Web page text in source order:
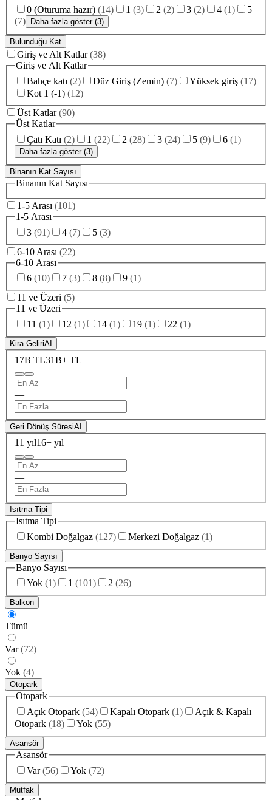
0 (Oturuma hazır) (14) 1 (3) 2 (2) 3 (2) 4 (1)
5
(7) Daha fazla göster (3)
Bulunduğu Kat
Giriş ve Alt Katlar (38)
Giriş ve Alt Katlar
Bahçe katı (2) Düz Giriş (Zemin) (7) Yüksek giriş (17)
Kot 1 (-1) (12)
Üst Katlar (90)
Üst Katlar
Çatı Katı (2) 1 (22) 2 (28) 3 (24) 5 (9) 6 (1)
Daha fazla göster (3)
Binanın Kat Sayısı
Binanın Kat Sayısı
1-5 Arası (101)
1-5 Arası
3 (91) 4 (7) 5 (3)
6-10 Arası (22)
6-10 Arası
6 (10) 7 (3) 8 (8) 9 (1)
11 ve Üzeri (5)
11 ve Üzeri
11 (1) 12 (1) 14 (1) 19 (1) 22 (1)
Kira GeliriAI
17B TL31B+ TL
—
Geri Dönüş SüresiAI
11 yıl16+ yıl
—
Isıtma Tipi
Isıtma Tipi
Kombi Doğalgaz (127) Merkezi Doğalgaz (1)
Banyo Sayısı
Banyo Sayısı
Yok (1) 1 (101) 2 (26)
Balkon
Tümü
Var (72)
Yok (4)
Otopark
Otopark
Açık Otopark (54) Kapalı Otopark (1)
Açık & Kapalı
Otopark (18) Yok (55)
Asansör
Asansör
Var (56) Yok (72)
Mutfak